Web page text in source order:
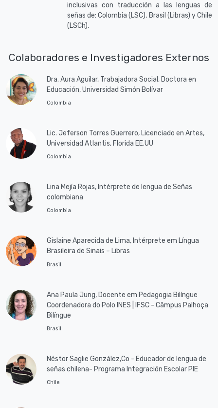
inclusivas con traducción a las lenguas de
señas de: Colombia (LSC), Brasil (Libras) y Chile
(LSCh).
Colaboradores e Investigadores Externos
Dra. Aura Aguilar, Trabajadora Social, Doctora en
Educación, Universidad Simón Bolívar
Colombia
Lic. Jeferson Torres Guerrero, Licenciado en Artes,
Universidad Atlantis, Florida EE.UU
Colombia
Lina Mejía Rojas, Intérprete de lengua de Señas
colombiana
Colombia
Gislaine Aparecida de Lima, Intérprete em Língua
Brasileira de Sinais – Libras
Brasil
Ana Paula Jung, Docente em Pedagogia Bilíngue
Coordenadora do Polo INES | IFSC - Câmpus Palhoça
Bilíngue
Brasil
Néstor Saglie González,Co - Educador de lengua de
señas chilena- Programa Integración Escolar PIE
Chile